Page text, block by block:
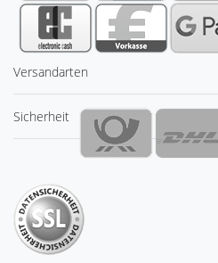
Versandarten
Sicherheit